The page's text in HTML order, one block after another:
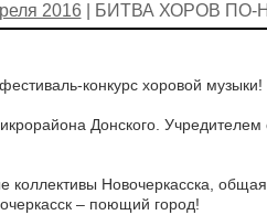
2016| БИТВА ХОРОВ ПО-
конкурс хоровой музыки!
Донского. Учредителем
коллективы Новочеркасска,
– поющий город!